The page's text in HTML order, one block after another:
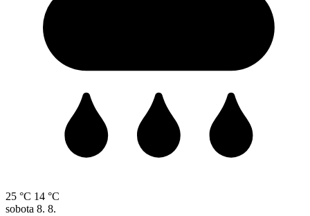
25 °C 14 °C
sobota 8. 8.